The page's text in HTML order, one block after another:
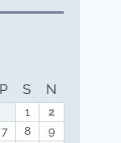
P S N
1
2
7 8
9